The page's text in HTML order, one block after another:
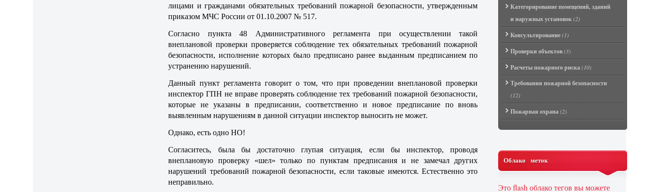
лицами и гражданами обязательных требований пожарной безопасности, утвержденным
приказом МЧС России от 01.10.2007 № 517.
Согласно пункта 48 Административного регламента при осуществлении такой
внеплановой проверки проверяется соблюдение тех обязательных требований пожарной
безопасности, исполнение которых было предписано ранее выданным предписанием по
устранению нарушений.
Данный пункт регламента говорит о том, что при проведении внеплановой проверки
инспектор ГПН не вправе проверять соблюдение тех требований пожарной безопасности,
которые не указаны в предписании, соответственно и новое предписание по вновь
выявленным нарушениям в данной ситуации инспектор выносить не может.
Однако, есть одно НО!
Согласитесь, была бы достаточно глупая ситуация, если бы инспектор, проводя
внеплановую проверку «шел» только по пунктам предписания и не замечал других
нарушений требований пожарной безопасности, если таковые имеются. Естественно это
неправильно.
Категорирование помещений, зданий
и наружных установок(2)
Консультирование(1)
Проверки объектов(3)
Расчеты пожарного риска(10)
Требования пожарной безопасности
(12)
Пожарная охрана(2)
Облако меток
Это flash облако тегов вы можете